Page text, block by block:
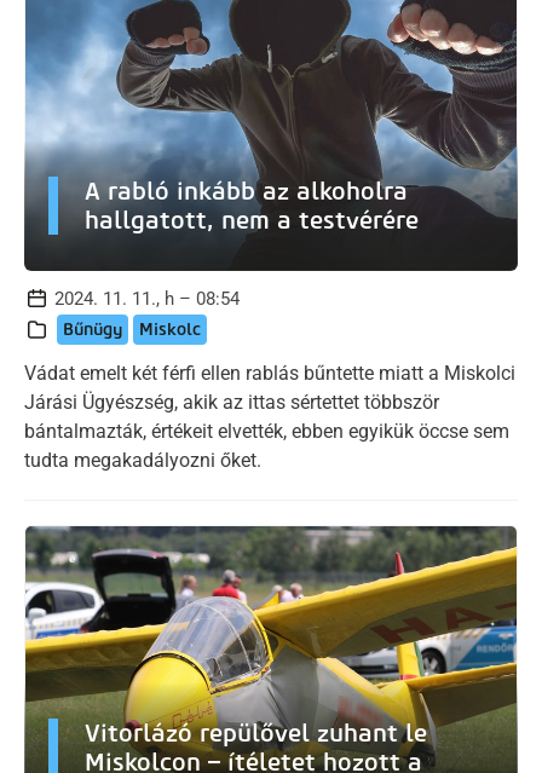
A rabló inkább az alkoholra
hallgatott, nem a testvérére
2024. 11. 11., h – 08:54
Bűnügy Miskolc
Vádat emelt két férfi ellen rablás bűntette miatt a Miskolci
Járási Ügyészség, akik az ittas sértettet többször
bántalmazták, értékeit elvették, ebben egyikük öccse sem
tudta megakadályozni őket.
Vitorlázó repülővel zuhant le
Miskolcon – ítéletet hozott a